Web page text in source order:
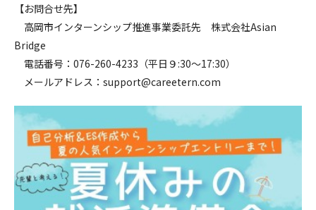
【お問合せ先】
高岡市インターンシップ推進事業委託先 株式会社Asian
Bridge
電話番号：076-260-4233（平日９:30～17:30）
メールアドレス：support@careetern.com